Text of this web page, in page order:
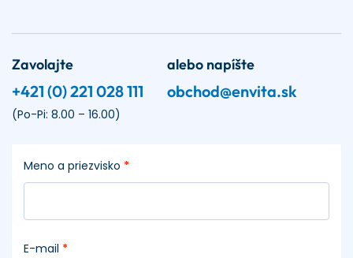
Zavolajte
+421 (0) 221 028 111
(Po-Pi: 8.00 – 16.00)
alebo napíšte
obchod@envita.sk
Meno a priezvisko *
E-mail *